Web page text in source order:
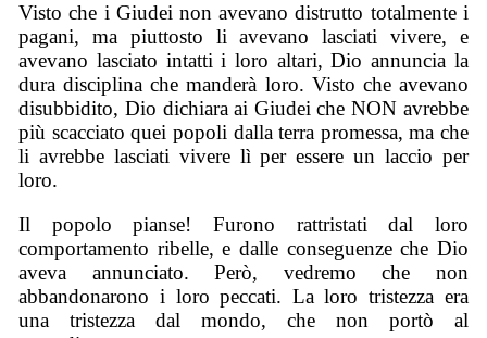
Visto che i Giudei non avevano distrutto totalmente i
pagani, ma piuttosto li avevano lasciati vivere, e
avevano lasciato intatti i loro altari, Dio annuncia la
dura disciplina che manderà loro. Visto che avevano
disubbidito, Dio dichiara ai Giudei che NON avrebbe
più scacciato quei popoli dalla terra promessa, ma che
li avrebbe lasciati vivere lì per essere un laccio per
loro.
Il popolo pianse! Furono rattristati dal loro
comportamento ribelle, e dalle conseguenze che Dio
aveva annunciato. Però, vedremo che non
abbandonarono i loro peccati. La loro tristezza era
una tristezza dal mondo, che non portò al